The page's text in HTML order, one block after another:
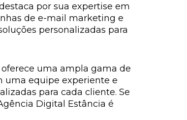
por sua expertise em
de e-mail marketing e
personalizadas para
uma ampla gama de
uma equipe experiente e
para cada cliente. Se
Digital Estância é